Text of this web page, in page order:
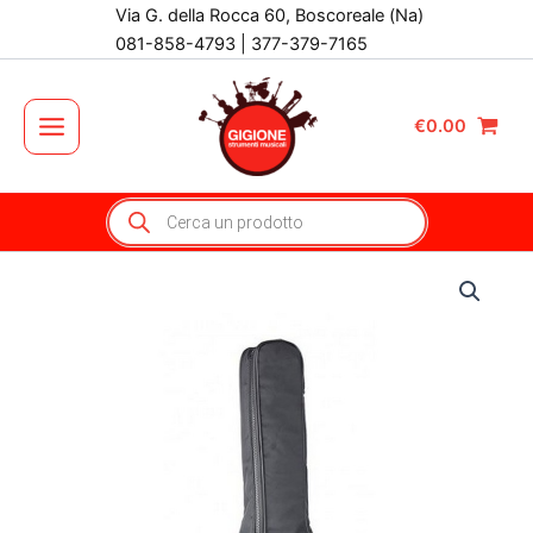
Via G. della Rocca 60, Boscoreale (Na)
081-858-4793 | 377-379-7165
Main
Menu
€0.00
Products
search